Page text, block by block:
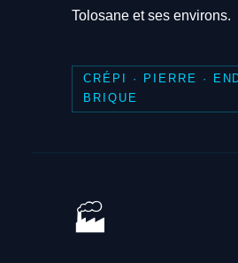
Tolosane et ses environs.
CRÉPI · PIERRE ·
BRIQUE
🏭